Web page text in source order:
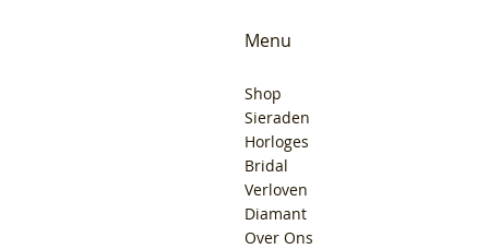
Menu
Shop
Sieraden
Horloges
Bridal
Verloven
Diamant
Over Ons